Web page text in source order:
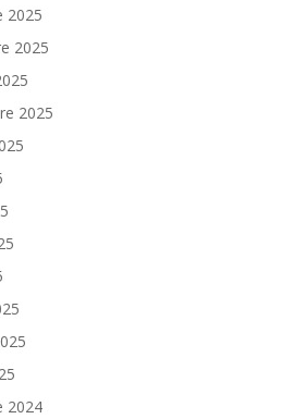
2025
2025
2025
2024